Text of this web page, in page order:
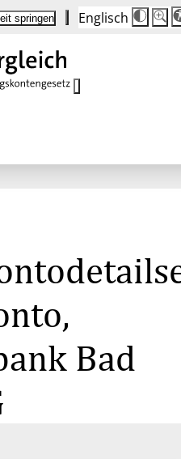
springen Englisch
Die
auf
100
100
Bad